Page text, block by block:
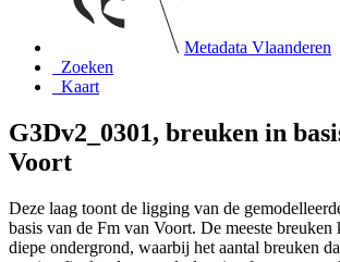
Metadata Vlaanderen
Zoeken
Kaart
G3Dv2_0301, breuken in
Voort
Deze laag toont de ligging van de
basis van de Fm van Voort. De meeste
diepe ondergrond, waarbij het aantal breuken